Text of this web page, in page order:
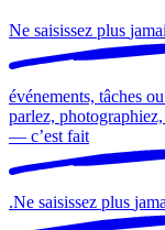
Ne saisissez plus
événements, tâches
parlez,
— c’est fait
.Ne saisissez plus